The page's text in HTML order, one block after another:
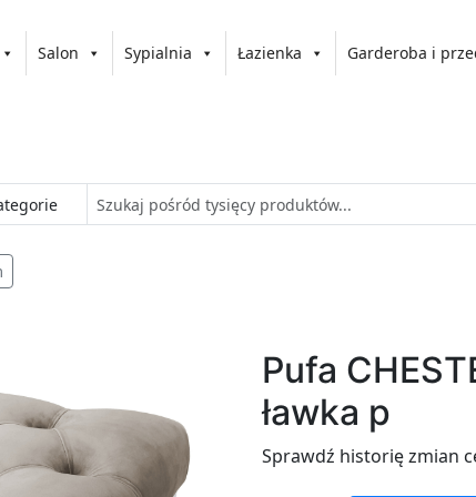
Salon Sypialnia Łazienka Garderoba i
Pufa
ławka p
Sprawdź historię zmian